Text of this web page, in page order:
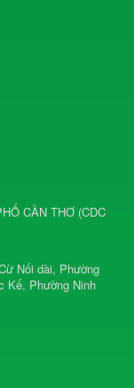
CẦN THƠ (CDC
Nối dài, Phường
Kế, Phường Ninh